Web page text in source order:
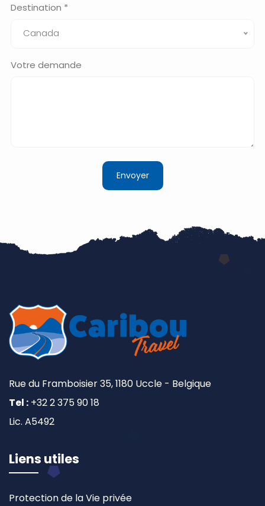
Destination *
Canada
Votre demande
Rue du Framboisier 35, 1180 Uccle - Belgique
Tel : +32 2 375 90 18
Lic. A5492
Liens utiles
Protection de la Vie privée